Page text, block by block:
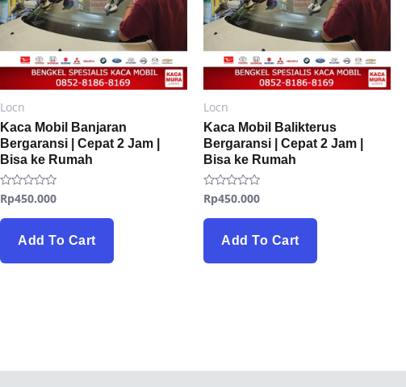
Locn
Kaca Mobil Banjaran
Bergaransi | Cepat 2 Jam |
Bisa ke Rumah
Rated
0
out
Rp450.000
Add To Cart
Locn
Kaca Mobil Balikterus
Bergaransi | Cepat 2 Jam |
Bisa ke Rumah
Rated
0
out
Rp450.000
Add To Cart